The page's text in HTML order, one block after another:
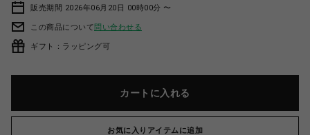
販売期間 2026年06月20日 00時00分 〜
この商品について問い合わせる
ギフト：ラッピング可
カートに入れる
お気に入りアイテムに追加